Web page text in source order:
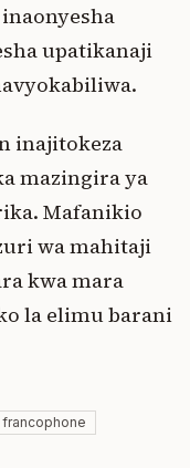
upatikanaji
inajitokeza
mazingira ya
Mafanikio
wa mahitaji
kwa mara
la elimu barani